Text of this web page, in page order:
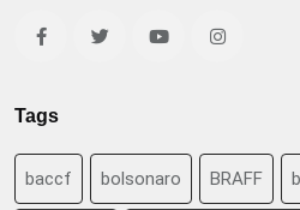
Tags
baccf bolsonaro BRAFF